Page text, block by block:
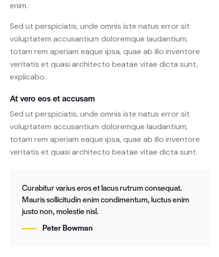
enim.
Sed ut perspiciatis, unde omnis iste natus error sit
voluptatem accusantium doloremque laudantium,
totam rem aperiam eaque ipsa, quae ab illo inventore
veritatis et quasi architecto beatae vitae dicta sunt,
explicabo.
At vero eos et accusam
Sed ut perspiciatis, unde omnis iste natus error sit
voluptatem accusantium doloremque laudantium,
totam rem aperiam eaque ipsa, quae ab illo inventore
veritatis et quasi architecto beatae vitae dicta sunt.
Curabitur varius eros et lacus rutrum consequat.
Mauris sollicitudin enim condimentum, luctus enim
justo non, molestie nisl.
Peter Bowman